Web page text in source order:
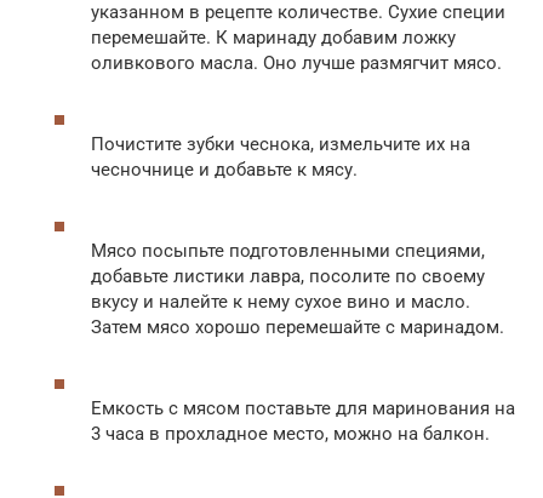
указанном в рецепте количестве. Сухие специи
перемешайте. К маринаду добавим ложку
оливкового масла. Оно лучше размягчит мясо.
Почистите зубки чеснока, измельчите их на
чесночнице и добавьте к мясу.
Мясо посыпьте подготовленными специями,
добавьте листики лавра, посолите по своему
вкусу и налейте к нему сухое вино и масло.
Затем мясо хорошо перемешайте с маринадом.
Емкость с мясом поставьте для маринования на
3 часа в прохладное место, можно на балкон.